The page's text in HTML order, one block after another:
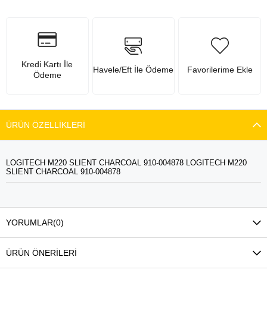
Kredi Kartı İle
Ödeme
Havele/Eft İle Ödeme Favorilerime Ekle
ÜRÜN ÖZELLIKLERI
LOGITECH M220 SLIENT CHARCOAL 910-004878 LOGITECH M220
SLIENT CHARCOAL 910-004878
YORUMLAR(0)
ÜRÜN ÖNERILERI